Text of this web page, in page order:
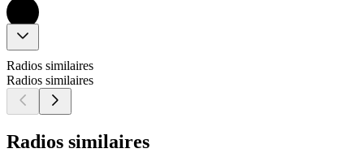
Radios similaires
Radios similaires
Radios similaires